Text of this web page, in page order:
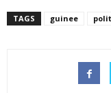
TAGS guinee